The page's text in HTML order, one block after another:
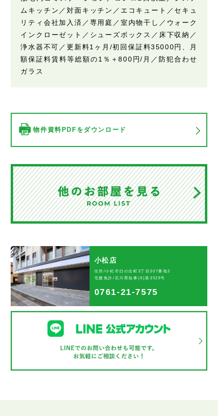
ムキッチン／対面キッチン／エコキュート／セキュ
リティ会社加入済／専用庭／室内物干し／ウォーク
インクローゼット／シューズボックス／床下収納／
浄水器不可／更新料1ヶ月/初回保証料35000円、月
額保証料賃料等総額の1％＋800円/月／防犯合わせ
ガラス
物件資料PDFをダウンロード
小松店
住所/小松市日の出町3丁目307番地3
宅建免許/石川県知事(6)第3529号
0761-21-7575